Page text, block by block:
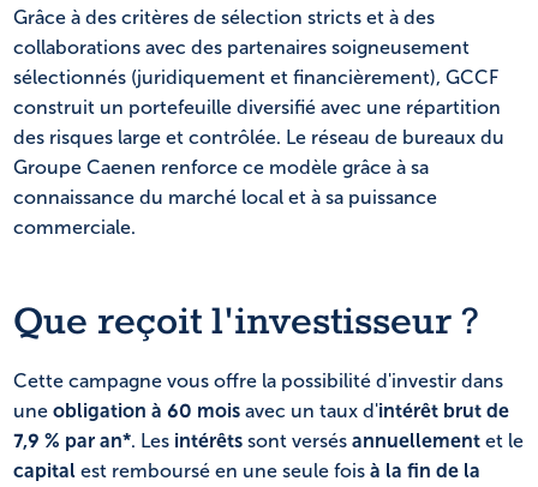
Grâce à des critères de sélection stricts et à des
collaborations avec des partenaires soigneusement
sélectionnés (juridiquement et financièrement), GCCF
construit un portefeuille diversifié avec une répartition
des risques large et contrôlée. Le réseau de bureaux du
Groupe Caenen renforce ce modèle grâce à sa
connaissance du marché local et à sa puissance
commerciale.
Que reçoit l'investisseur ?
Cette campagne vous offre la possibilité d'investir dans
une obligation à 60 mois avec un taux d'intérêt brut de
7,9 % par an*. Les intérêts sont versés annuellement et le
capital est remboursé en une seule fois à la fin de la